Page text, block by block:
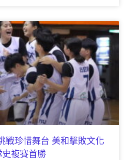
戰珍惜舞台 美和擊敗文化
史複賽首勝